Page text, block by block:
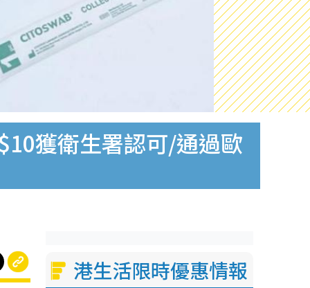
獲衛生署認可/通過歐
港生活限時優惠情報